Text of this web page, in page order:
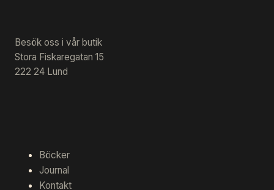
Besök oss i vår butik
Stora Fiskaregatan 15
222 24 Lund
Böcker
Journal
Kontakt